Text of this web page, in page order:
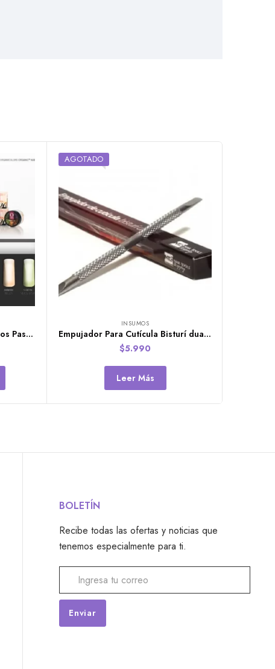
Colección de 8 Polvos Acrílicos Pastelcolors de Organic Nails
AGOTADO
INSUMOS
Empujador Para Cutícula Bisturí dual de Organic Nails
$5.990
Leer Más
BOLETÍN
Recibe todas las ofertas y noticias que
tenemos especialmente para ti.